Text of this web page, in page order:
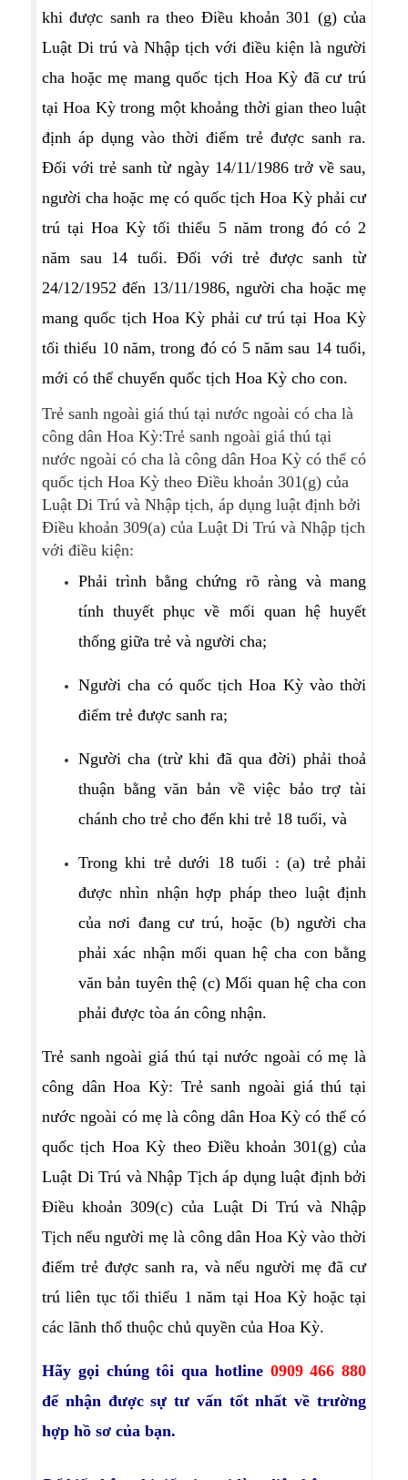
khi được sanh ra theo Điều khoản 301 (g) của
Luật Di trú và Nhập tịch với điều kiện là người
cha hoặc mẹ mang quốc tịch Hoa Kỳ đã cư trú
tại Hoa Kỳ trong một khoảng thời gian theo luật
định áp dụng vào thời điểm trẻ được sanh ra.
Đối với trẻ sanh từ ngày 14/11/1986 trở về sau,
người cha hoặc mẹ có quốc tịch Hoa Kỳ phải cư
trú tại Hoa Kỳ tối thiểu 5 năm trong đó có 2
năm sau 14 tuổi. Đối với trẻ được sanh từ
24/12/1952 đến 13/11/1986, người cha hoặc mẹ
mang quốc tịch Hoa Kỳ phải cư trú tại Hoa Kỳ
tối thiểu 10 năm, trong đó có 5 năm sau 14 tuổi,
mới có thể chuyển quốc tịch Hoa Kỳ cho con.
Trẻ sanh ngoài giá thú tại nước ngoài có cha là
công dân Hoa Kỳ:Trẻ sanh ngoài giá thú tại
nước ngoài có cha là công dân Hoa Kỳ có thể có
quốc tịch Hoa Kỳ theo Điều khoản 301(g) của
Luật Di Trú và Nhập tịch, áp dụng luật định bởi
Điều khoản 309(a) của Luật Di Trú và Nhập tịch
với điều kiện:
Phải trình bằng chứng rõ ràng và mang
tính thuyết phục về mối quan hệ huyết
thống giữa trẻ và người cha;
Người cha có quốc tịch Hoa Kỳ vào thời
điểm trẻ được sanh ra;
Người cha (trừ khi đã qua đời) phải thoả
thuận bằng văn bản về việc bảo trợ tài
chánh cho trẻ cho đến khi trẻ 18 tuổi, và
Trong khi trẻ dưới 18 tuổi : (a) trẻ phải
được nhìn nhận hợp pháp theo luật định
của nơi đang cư trú, hoặc (b) người cha
phải xác nhận mối quan hệ cha con bằng
văn bản tuyên thệ (c) Mối quan hệ cha con
phải được tòa án công nhận.
Trẻ sanh ngoài giá thú tại nước ngoài có mẹ là
công dân Hoa Kỳ: Trẻ sanh ngoài giá thú tại
nước ngoài có mẹ là công dân Hoa Kỳ có thể có
quốc tịch Hoa Kỳ theo Điều khoản 301(g) của
Luật Di Trú và Nhập Tịch áp dụng luật định bởi
Điều khoản 309(c) của Luật Di Trú và Nhập
Tịch nếu người mẹ là công dân Hoa Kỳ vào thời
điểm trẻ được sanh ra, và nếu người mẹ đã cư
trú liên tục tối thiểu 1 năm tại Hoa Kỳ hoặc tại
các lãnh thổ thuộc chủ quyền của Hoa Kỳ.
Hãy gọi chúng tôi qua hotline 0909 466 880
để nhận được sự tư vấn tốt nhất về trường
hợp hồ sơ của bạn.